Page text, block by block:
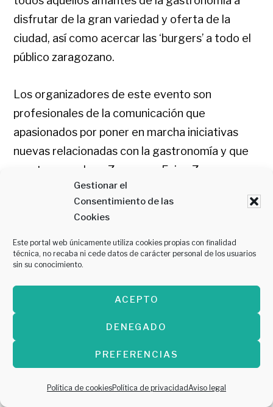
Gestionar el
Consentimiento de las
Cookies
Este portal web únicamente utiliza cookies propias con finalidad
técnica, no recaba ni cede datos de carácter personal de los usuarios
sin su conocimiento.
ACEPTO
DENEGADO
PREFERENCIAS
Política de cookiesPolítica de privacidadAviso legal
disfrutar de la gran variedad y oferta de la
ciudad, así como acercar las ‘burgers’ a todo el
público zaragozano.
Los organizadores de este evento son
profesionales de la comunicación que
apasionados por poner en marcha iniciativas
nuevas relacionadas con la gastronomía y que
aporten un valor a Zaragoza: Enjoy Zaragoza,
Comecome Zaragoza, High Grossery, Hoy
Aragón y el equipo de Yolanda Gil, que cuenta
diferentes eventos gastro.
Como no podría ser de otra manera, este
evento cuenta con el apoyo de la Asociación de
Empresarios de Cafés y Bares de Zaragoza y
Provincia. De esta manera se incentiva la
visibilidad y la puesta en valor de un plato